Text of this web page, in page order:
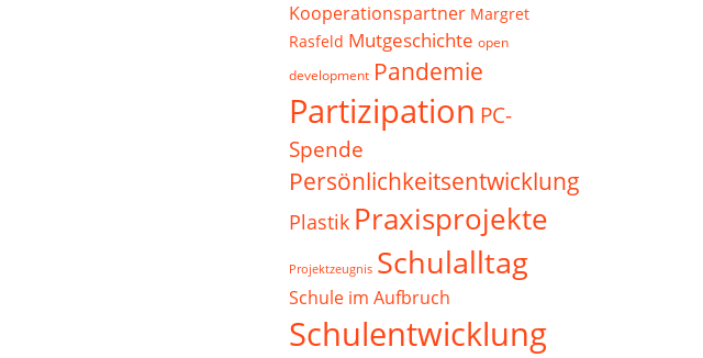
Kooperationspartner Margret
Rasfeld Mutgeschichte open
development Pandemie
Partizipation PC-
Spende
Persönlichkeitsentwicklung
Plastik Praxisprojekte
Projektzeugnis Schulalltag
Schule im Aufbruch
Schulentwicklung